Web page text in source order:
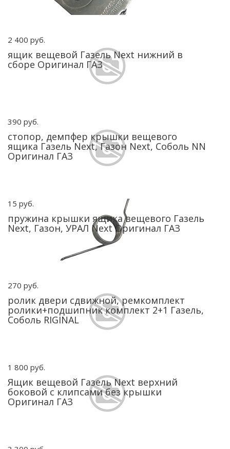
2 400 руб.
ящик вещевой Газель Next нижний в
сборе Оригинал ГАЗ
390 руб.
стопор, демпфер крышки вещевого
ящика Газель Next, Газон Next, Соболь NN
Оригинал ГАЗ
15 руб.
пружина крышки ящика вещевого Газель
Next, Газон, УРАЛ Next Оригинал ГАЗ
270 руб.
ролик двери сдвижной, ремкомплект
ролики+подшипник комплект 2+1 Газель,
Соболь RIGINAL
1 800 руб.
Ящик вещевой Газель Next верхний
боковой с клипсами без крышки
Оригинал ГАЗ